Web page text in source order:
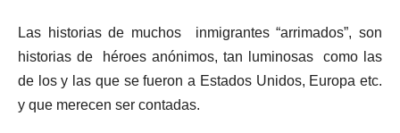
Las historias de muchos inmigrantes “arrimados”, son
historias de héroes anónimos, tan luminosas como las
de los y las que se fueron a Estados Unidos, Europa etc.
y que merecen ser contadas.